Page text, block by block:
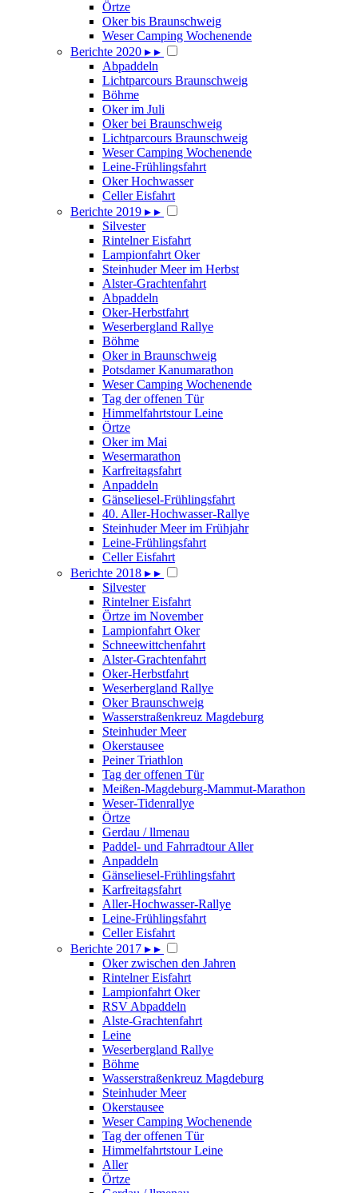
Örtze
Oker bis Braunschweig
Weser Camping Wochenende
Berichte 2020 ▸ ▸
Abpaddeln
Lichtparcours Braunschweig
Böhme
Oker im Juli
Oker bei Braunschweig
Lichtparcours Braunschweig
Weser Camping Wochenende
Leine-Frühlingsfahrt
Oker Hochwasser
Celler Eisfahrt
Berichte 2019 ▸ ▸
Silvester
Rintelner Eisfahrt
Lampionfahrt Oker
Steinhuder Meer im Herbst
Alster-Grachtenfahrt
Abpaddeln
Oker-Herbstfahrt
Weserbergland Rallye
Böhme
Oker in Braunschweig
Potsdamer Kanumarathon
Weser Camping Wochenende
Tag der offenen Tür
Himmelfahrtstour Leine
Örtze
Oker im Mai
Wesermarathon
Karfreitagsfahrt
Anpaddeln
Gänseliesel-Frühlingsfahrt
40. Aller-Hochwasser-Rallye
Steinhuder Meer im Frühjahr
Leine-Frühlingsfahrt
Celler Eisfahrt
Berichte 2018 ▸ ▸
Silvester
Rintelner Eisfahrt
Örtze im November
Lampionfahrt Oker
Schneewittchenfahrt
Alster-Grachtenfahrt
Oker-Herbstfahrt
Weserbergland Rallye
Oker Braunschweig
Wasserstraßenkreuz Magdeburg
Steinhuder Meer
Okerstausee
Peiner Triathlon
Tag der offenen Tür
Meißen-Magdeburg-Mammut-Marathon
Weser-Tidenrallye
Örtze
Gerdau / llmenau
Paddel- und Fahrradtour Aller
Anpaddeln
Gänseliesel-Frühlingsfahrt
Karfreitagsfahrt
Aller-Hochwasser-Rallye
Leine-Frühlingsfahrt
Celler Eisfahrt
Berichte 2017 ▸ ▸
Oker zwischen den Jahren
Rintelner Eisfahrt
Lampionfahrt Oker
RSV Abpaddeln
Alste-Grachtenfahrt
Leine
Weserbergland Rallye
Böhme
Wasserstraßenkreuz Magdeburg
Steinhuder Meer
Okerstausee
Weser Camping Wochenende
Tag der offenen Tür
Himmelfahrtstour Leine
Aller
Örtze